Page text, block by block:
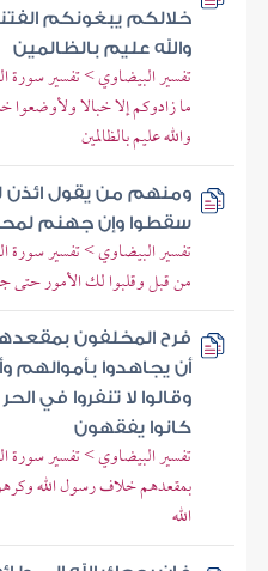
خلالكم يبغونكم
والله عليم بالظالمين
تفسير البيضاوي > تفسير سورة
ما زادوكم إلا خبالا ولأوضعوا
والله عليم بالظالمين
ومنهم من يقول ائذن
سقطوا وإن جهنم
تفسير البيضاوي > تفسير سورة
من قبل وقلبوا لك الأمور حتى
فرح المخلفون
أن يجاهدوا
وقالوا لا تنفروا في
كانوا يفقهون
تفسير البيضاوي > تفسير سورة
بمقعدهم خلاف رسول الله
الله